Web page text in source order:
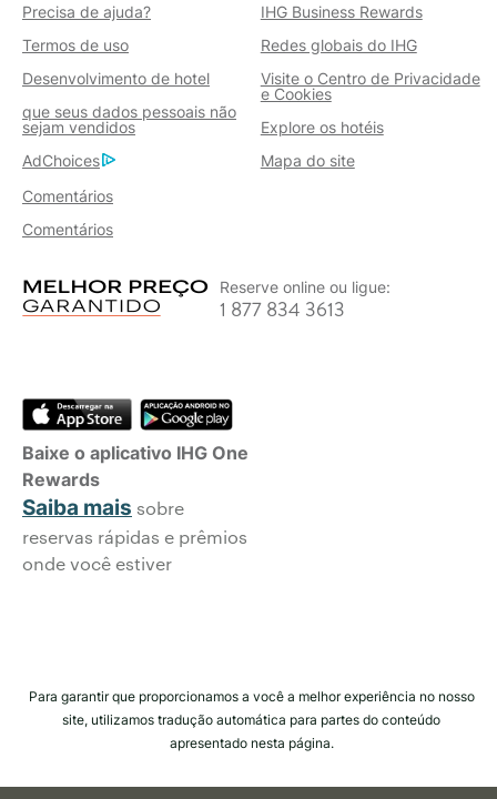
Precisa de ajuda?
IHG Business Rewards
Termos de uso
Redes globais do IHG
Desenvolvimento de hotel
Visite o Centro de Privacidade
e Cookies
que seus dados pessoais não
sejam vendidos
Explore os hotéis
AdChoices
Mapa do site
Comentários
Comentários
Reserve online ou ligue:
1 877 834 3613
Baixe o aplicativo IHG One
Rewards
Saiba mais sobre
reservas rápidas e prêmios
onde você estiver
Para garantir que proporcionamos a você a melhor experiência no nosso
site, utilizamos tradução automática para partes do conteúdo
apresentado nesta página.